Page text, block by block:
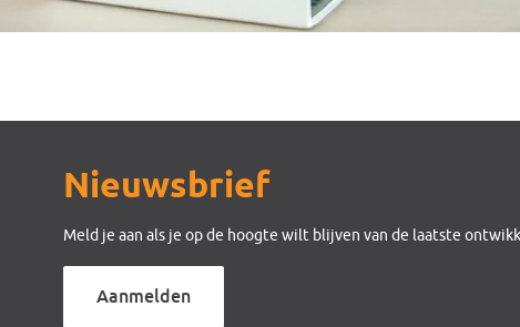
Nieuwsbrief
Meld je aan als je op de hoogte wilt blijven van de laatste
Aanmelden